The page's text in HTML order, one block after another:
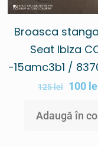
Broasca
Seat Ibiza
-15amc3b1 /
125lei 100
Adaugă în